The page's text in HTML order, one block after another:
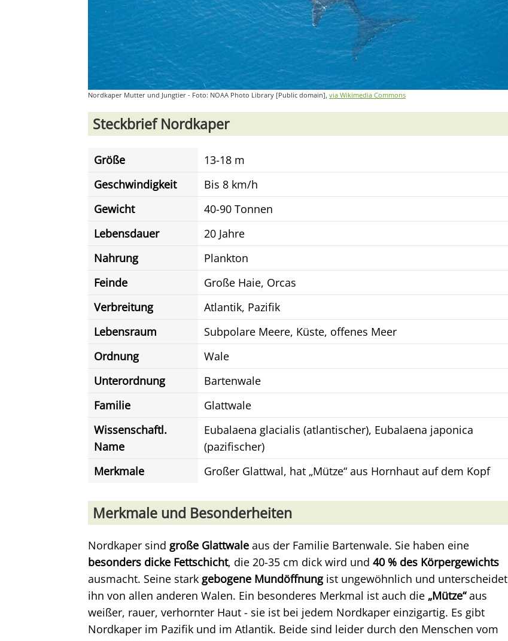
Nordkaper Mutter und Jungtier - Foto: NOAA Photo Library [Public domain], via Wikimedia Commons
Steckbrief Nordkaper
Größe
13-18 m
Geschwindigkeit
Bis 8 km/h
Gewicht
40-90 Tonnen
Lebensdauer
20 Jahre
Nahrung
Plankton
Feinde
Große Haie, Orcas
Verbreitung
Atlantik, Pazifik
Lebensraum
Subpolare Meere, Küste, offenes Meer
Ordnung
Wale
Unterordnung
Bartenwale
Familie
Glattwale
Wissenschaftl.
Name
Eubalaena glacialis (atlantischer), Eubalaena japonica
(pazifischer)
Merkmale
Großer Glattwal, hat „Mütze“ aus Hornhaut auf dem Kopf
Merkmale und Besonderheiten
Nordkaper sind große Glattwale aus der Familie Bartenwale. Sie haben eine
besonders dicke Fettschicht, die 20-35 cm dick wird und 40 % des Körpergewichts
ausmacht. Seine stark gebogene Mundöffnungist ungewöhnlich und unterscheidet
ihn von allen anderen Walen. Ein besonderes Merkmal ist auch die „Mütze“aus
weißer, rauer, verhornter Haut - sie ist bei jedem Nordkaper einzigartig. Es gibt
Nordkaper im Pazifik und im Atlantik. Beide sind leider durch den Menschen vom